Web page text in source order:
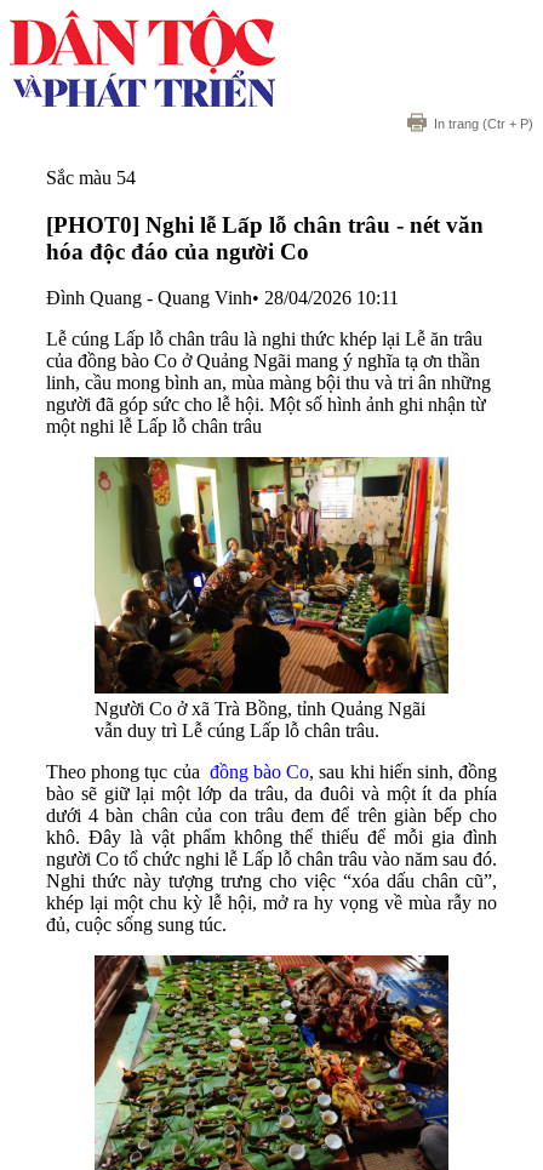
In trang (Ctr + P)
Sắc màu 54
[PHOT0] Nghi lễ Lấp lỗ chân trâu - nét văn
hóa độc đáo của người Co
Đình Quang - Quang Vinh• 28/04/2026 10:11
Lễ cúng Lấp lỗ chân trâu là nghi thức khép lại Lễ ăn trâu
của đồng bào Co ở Quảng Ngãi mang ý nghĩa tạ ơn thần
linh, cầu mong bình an, mùa màng bội thu và tri ân những
người đã góp sức cho lễ hội. Một số hình ảnh ghi nhận từ
một nghi lễ Lấp lỗ chân trâu
Người Co ở xã Trà Bồng, tỉnh Quảng Ngãi
vẫn duy trì Lễ cúng Lấp lỗ chân trâu.
Theo phong tục của đồng bào Co, sau khi hiến sinh, đồng
bào sẽ giữ lại một lớp da trâu, da đuôi và một ít da phía
dưới 4 bàn chân của con trâu đem để trên giàn bếp cho
khô. Đây là vật phẩm không thể thiếu để mỗi gia đình
người Co tổ chức nghi lễ Lấp lỗ chân trâu vào năm sau đó.
Nghi thức này tượng trưng cho việc “xóa dấu chân cũ”,
khép lại một chu kỳ lễ hội, mở ra hy vọng về mùa rẫy no
đủ, cuộc sống sung túc.